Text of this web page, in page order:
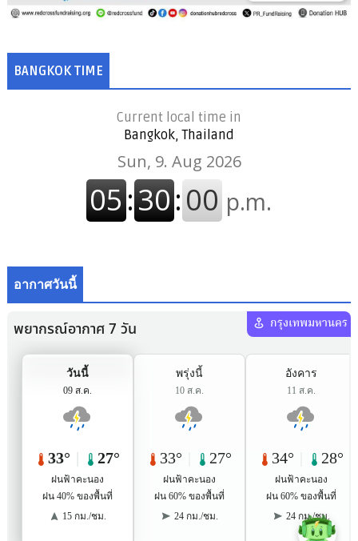
BANGKOK TIME
Current local time in
Bangkok, Thailand
อากาศวันนี้